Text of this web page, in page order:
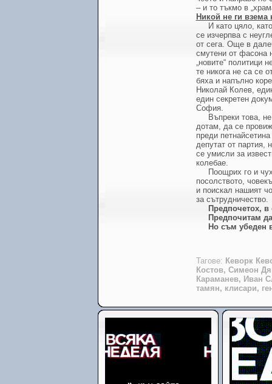
– и то тъкмо в
Никой не ги взема
И като цяло,
се изчерпва с
от сега. Още в
смутени от фасона
„новите“ политици
те никога не са се
бяха и напълно
Николай Колев,
един секретен
София.
Въпреки това,
дотам, да се
преди
депутат от партия,
се умисли за
колебае.
Поощрих го и
посолството,
и поискал нашият
за сътрудничество.
Предпочетох,
Предпочитам
Но съм убеден
Тагове: Кеворк
Костов, Симеон
Караманев, Иван
тамян, клисари,